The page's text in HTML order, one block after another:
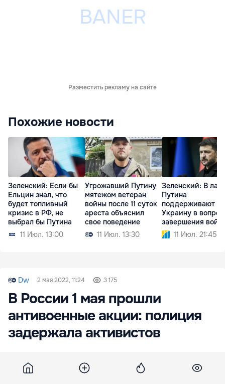
Разместить рекламу на сайте
Похожие новости
Зеленский: Если бы
Ельцин знал, что
будет топливный
кризис в РФ, не
выбрал бы Путина
11 Июл. 13:00
Угрожавший Путину
мятежом ветеран
войны после 11 суток
ареста объяснил
свое поведение
11 Июл. 13:30
Зеленский: В
Путина
поддерживают
Украину в
завершения
11 Июл. 21:45
Dw 2 мая 2022, 11:24 3 175
В России 1 мая прошли
антивоенные акции: полиция
задержала активистов
России в ходе первомайских акций. Такие